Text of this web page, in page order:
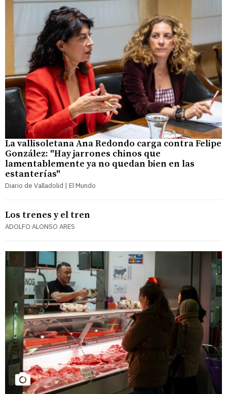
La vallisoletana Ana Redondo carga contra Felipe
González: "Hay jarrones chinos que
lamentablemente ya no quedan bien en las
estanterías"
Diario de Valladolid | El Mundo
Los trenes y el tren
ADOLFO ALONSO ARES